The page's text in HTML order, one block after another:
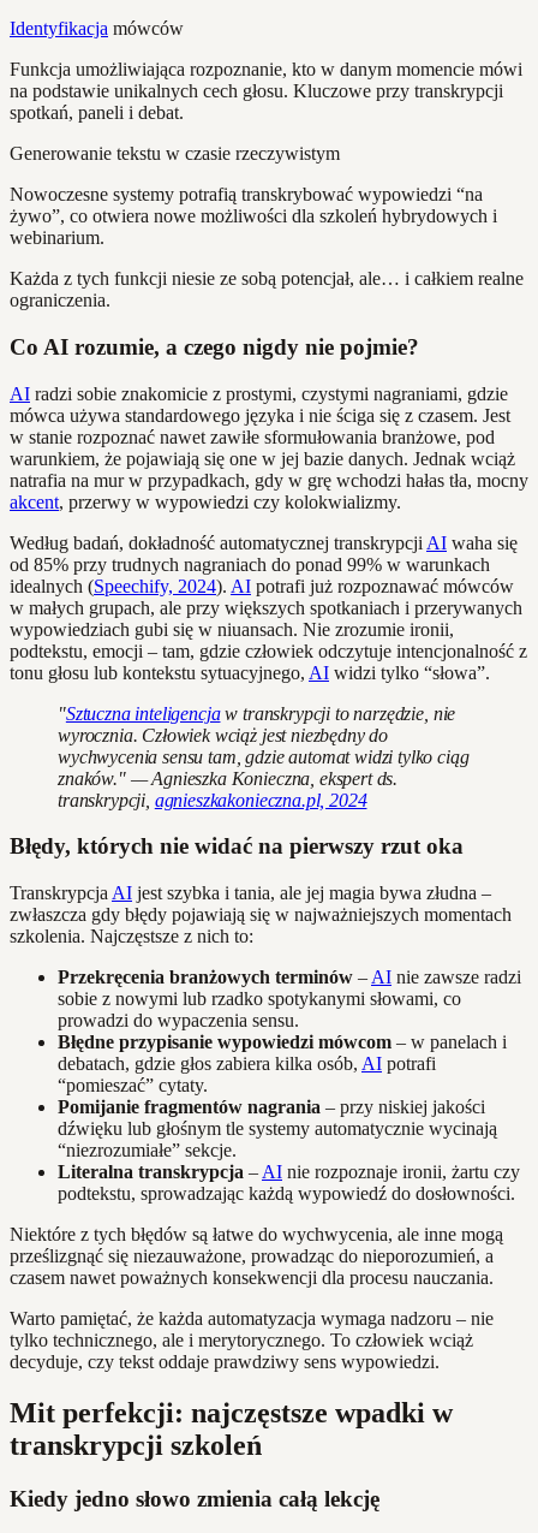
Identyfikacja mówców
Funkcja umożliwiająca rozpoznanie, kto w danym momencie mówi
na podstawie unikalnych cech głosu. Kluczowe przy transkrypcji
spotkań, paneli i debat.
Generowanie tekstu w czasie rzeczywistym
Nowoczesne systemy potrafią transkrybować wypowiedzi “na
żywo”, co otwiera nowe możliwości dla szkoleń hybrydowych i
webinarium.
Każda z tych funkcji niesie ze sobą potencjał, ale… i całkiem realne
ograniczenia.
Co AI rozumie, a czego nigdy nie pojmie?
AI radzi sobie znakomicie z prostymi, czystymi nagraniami, gdzie
mówca używa standardowego języka i nie ściga się z czasem. Jest
w stanie rozpoznać nawet zawiłe sformułowania branżowe, pod
warunkiem, że pojawiają się one w jej bazie danych. Jednak wciąż
natrafia na mur w przypadkach, gdy w grę wchodzi hałas tła, mocny
akcent, przerwy w wypowiedzi czy kolokwializmy.
Według badań, dokładność automatycznej transkrypcji AI waha się
od 85% przy trudnych nagraniach do ponad 99% w warunkach
idealnych (Speechify, 2024). AI potrafi już rozpoznawać mówców
w małych grupach, ale przy większych spotkaniach i przerywanych
wypowiedziach gubi się w niuansach. Nie zrozumie ironii,
podtekstu, emocji – tam, gdzie człowiek odczytuje intencjonalność z
tonu głosu lub kontekstu sytuacyjnego, AI widzi tylko “słowa”.
"Sztuczna inteligencjaw transkrypcji to narzędzie, nie
wyrocznia. Człowiek wciąż jest niezbędny do
wychwycenia sensu tam, gdzie automat widzi tylko ciąg
znaków." — Agnieszka Konieczna, ekspert ds.
transkrypcji, agnieszkakonieczna.pl, 2024
Błędy, których nie widać na pierwszy rzut oka
Transkrypcja AI jest szybka i tania, ale jej magia bywa złudna –
zwłaszcza gdy błędy pojawiają się w najważniejszych momentach
szkolenia. Najczęstsze z nich to:
Przekręcenia branżowych terminów – AI nie zawsze radzi
sobie z nowymi lub rzadko spotykanymi słowami, co
prowadzi do wypaczenia sensu.
Błędne przypisanie wypowiedzi mówcom – w panelach i
debatach, gdzie głos zabiera kilka osób, AI potrafi
“pomieszać” cytaty.
Pomijanie fragmentów nagrania – przy niskiej jakości
dźwięku lub głośnym tle systemy automatycznie wycinają
“niezrozumiałe” sekcje.
Literalna transkrypcja – AI nie rozpoznaje ironii, żartu czy
podtekstu, sprowadzając każdą wypowiedź do dosłowności.
Niektóre z tych błędów są łatwe do wychwycenia, ale inne mogą
prześlizgnąć się niezauważone, prowadząc do nieporozumień, a
czasem nawet poważnych konsekwencji dla procesu nauczania.
Warto pamiętać, że każda automatyzacja wymaga nadzoru – nie
tylko technicznego, ale i merytorycznego. To człowiek wciąż
decyduje, czy tekst oddaje prawdziwy sens wypowiedzi.
Mit perfekcji: najczęstsze wpadki w
transkrypcji szkoleń
Kiedy jedno słowo zmienia całą lekcję